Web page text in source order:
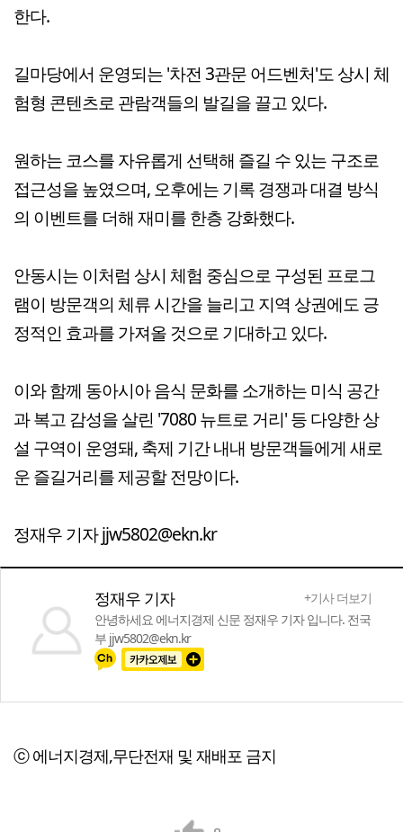
한다.
길마당에서 운영되는 '차전 3관문 어드벤처'도 상시 체
험형 콘텐츠로 관람객들의 발길을 끌고 있다.
원하는 코스를 자유롭게 선택해 즐길 수 있는 구조로
접근성을 높였으며, 오후에는 기록 경쟁과 대결 방식
의 이벤트를 더해 재미를 한층 강화했다.
안동시는 이처럼 상시 체험 중심으로 구성된 프로그
램이 방문객의 체류 시간을 늘리고 지역 상권에도 긍
정적인 효과를 가져올 것으로 기대하고 있다.
이와 함께 동아시아 음식 문화를 소개하는 미식 공간
과 복고 감성을 살린 '7080 뉴트로 거리' 등 다양한 상
설 구역이 운영돼, 축제 기간 내내 방문객들에게 새로
운 즐길거리를 제공할 전망이다.
정재우 기자 jjw5802@ekn.kr
정재우 기자
+기사 더보기
안녕하세요 에너지경제 신문 정재우 기자 입니다. 전국
부 jjw5802@ekn.kr
ⓒ 에너지경제,무단전재 및 재배포 금지